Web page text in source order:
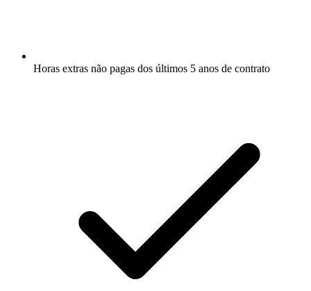
Horas extras não pagas dos últimos 5 anos de contrato